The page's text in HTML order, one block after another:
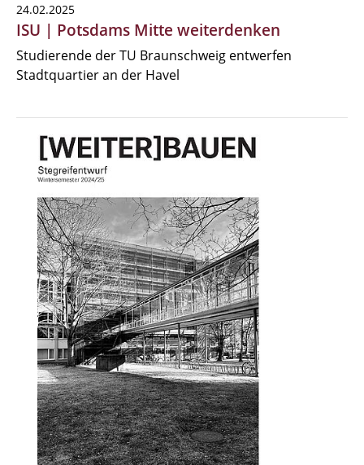
24.02.2025
ISU | Potsdams Mitte weiterdenken
Studierende der TU Braunschweig entwerfen
Stadtquartier an der Havel